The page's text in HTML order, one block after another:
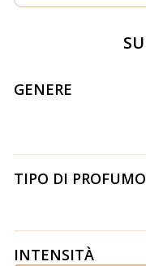
GENERE
TIPO DI PROFUMO
INTENSITÀ